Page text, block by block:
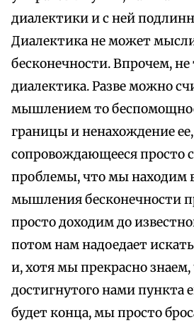
диалектики и с ней
Диалектика не может
бесконечности. Впрочем, не
диалектика. Разве можно
мышлением то
границы и ненахождение ее,
сопровождающееся просто
проблемы, что мы находим
мышления бесконечности
просто доходим до
потом нам надоедает
и, хотя мы прекрасно
достигнутого нами пункта
будет конца, мы просто